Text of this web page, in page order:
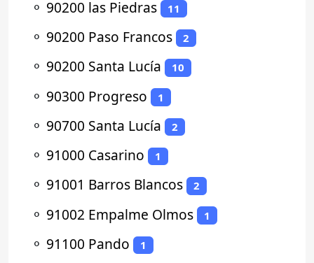
⚬ 90200 las Piedras 11
⚬ 90200 Paso Francos 2
⚬ 90200 Santa Lucía 10
⚬ 90300 Progreso 1
⚬ 90700 Santa Lucía 2
⚬ 91000 Casarino 1
⚬ 91001 Barros Blancos 2
⚬ 91002 Empalme Olmos 1
⚬ 91100 Pando 1